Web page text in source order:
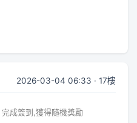
2026-03-04 06:33 · 17樓
完成簽到,獲得隨機獎勵